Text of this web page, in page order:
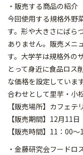
・販売する商品の紹介
今回使用する規格外野
す。形や大きさにばら
ありません。販売メニ
す。大学芋は規格外の
とって身近に食品ロス
な価格を設定していま
合わせとして里芋・小
【販売場所】カフェテ
【販売期間】12月11
【販売時間】11：00～
・金藤研究会フードロ